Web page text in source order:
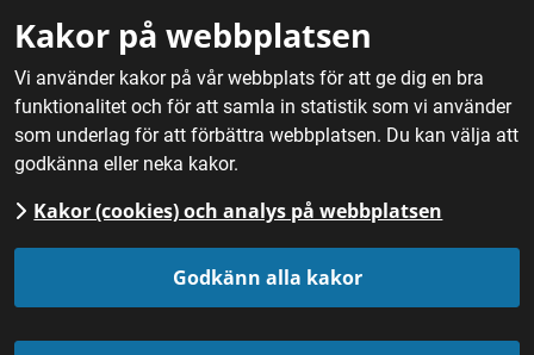
Kakor på webbplatsen
Vi använder kakor på vår webbplats för att ge dig en bra
funktionalitet och för att samla in statistik som vi använder
som underlag för att förbättra webbplatsen. Du kan välja att
godkänna eller neka kakor.
Kakor (cookies) och analys på webbplatsen
Godkänn alla kakor
Hem / Dryck / Spritdrycker
Spritdrycker